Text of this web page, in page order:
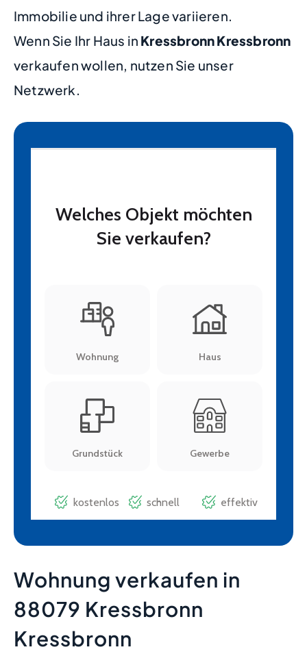
Immobilie und ihrer Lage variieren.
Wenn Sie Ihr Haus in Kressbronn Kressbronn
verkaufen wollen, nutzen Sie unser
Netzwerk.
Wohnung verkaufen in
88079 Kressbronn
Kressbronn